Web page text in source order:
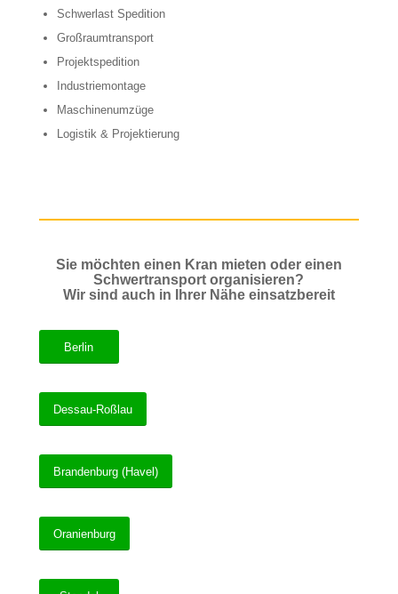
Schwerlast Spedition
Großraumtransport
Projektspedition
Industriemontage
Maschinenumzüge
Logistik & Projektierung
Sie möchten einen Kran mieten oder einen
Schwertransport organisieren?
Wir sind auch in Ihrer Nähe einsatzbereit
Berlin
Dessau-Roßlau
Brandenburg (Havel)
Oranienburg